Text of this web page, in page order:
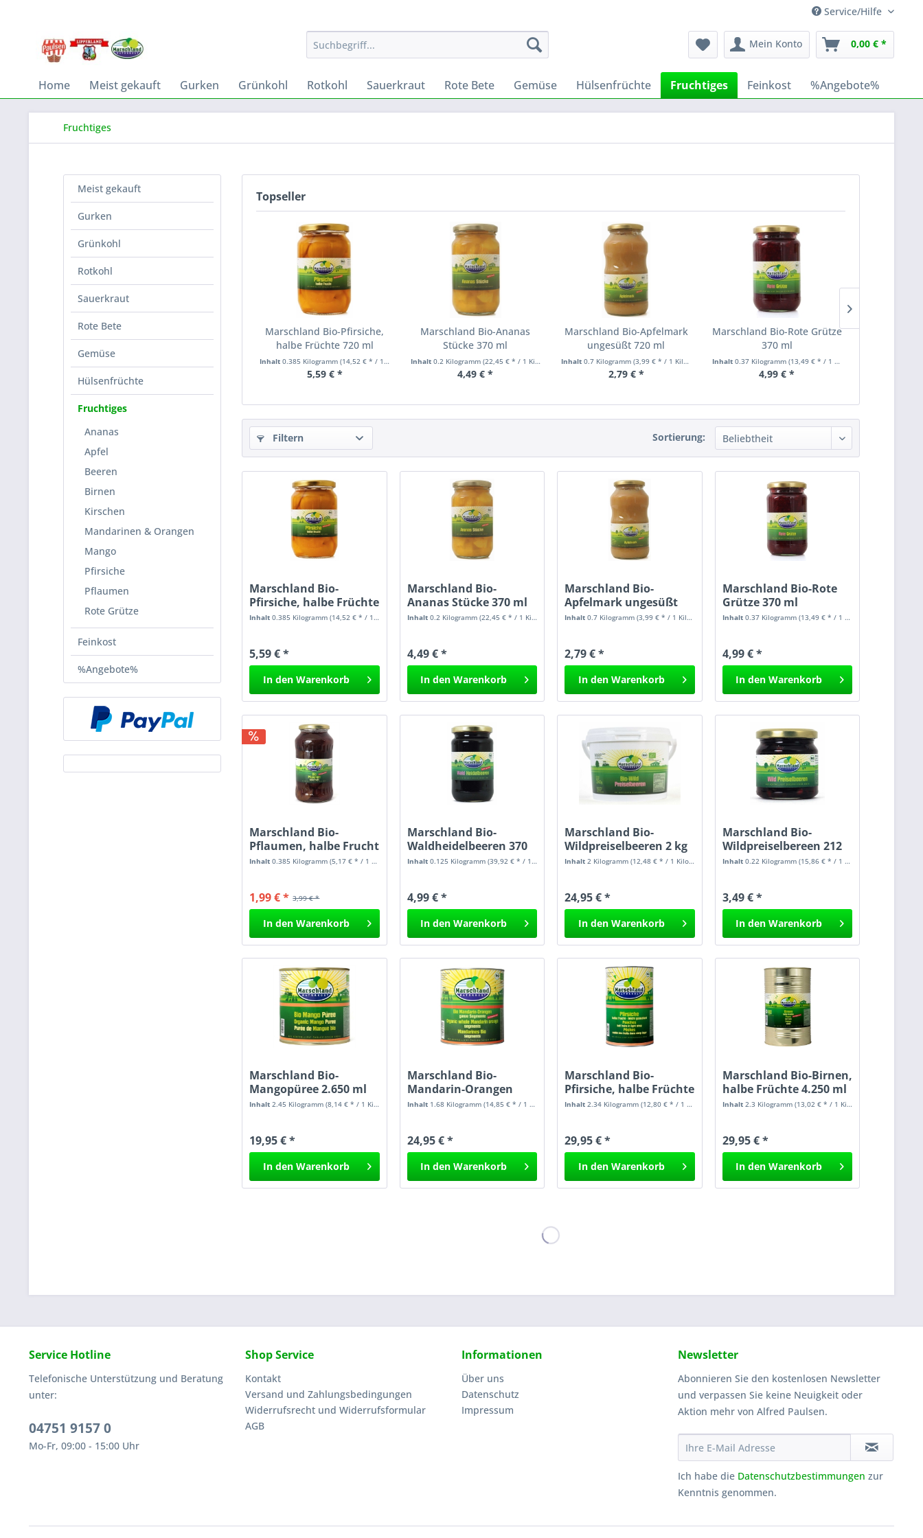
Service/Hilfe
Mein Konto 0,00 € *
Home Meist gekauft Gurken Grünkohl Rotkohl Sauerkraut Rote Bete Gemüse Hülsenfrüchte Fruchtiges Feinkost %Angebote%
Fruchtiges
Meist gekauft
Gurken
Grünkohl
Rotkohl
Sauerkraut
Rote Bete
Gemüse
Hülsenfrüchte
Fruchtiges
Ananas
Apfel
Beeren
Birnen
Kirschen
Mandarinen & Orangen
Mango
Pfirsiche
Pflaumen
Rote Grütze
Feinkost
%Angebote%
Topseller
Marschland Bio-Pfirsiche,
halbe Früchte 720 ml
Inhalt 0.385 Kilogramm (14,52 € * / 1 Kilogramm)
5,59 € *
Marschland Bio-Ananas
Stücke 370 ml
Inhalt 0.2 Kilogramm (22,45 € * / 1 Kilogramm)
4,49 € *
Marschland Bio-Apfelmark
ungesüßt 720 ml
Inhalt 0.7 Kilogramm (3,99 € * / 1 Kilogramm)
2,79 € *
Marschland Bio-Rote Grütze
370 ml
Inhalt 0.37 Kilogramm (13,49 € * / 1 Kilogramm)
4,99 € *
Filtern Sortierung:
Marschland Bio-
Pfirsiche, halbe Früchte
720 ml
Inhalt0.385 Kilogramm(14,52 € * / 1 Kilogramm)
5,59 € *
In den Warenkorb
Marschland Bio-
Ananas Stücke 370 ml
Inhalt 0.2 Kilogramm (22,45 € * / 1 Kilogramm)
4,49 € *
In den Warenkorb
Marschland Bio-
Apfelmark ungesüßt
720 ml
Inhalt0.7 Kilogramm(3,99 € * / 1 Kilogramm)
2,79 € *
In den Warenkorb
Marschland Bio-Rote
Grütze 370 ml
Inhalt 0.37 Kilogramm (13,49 € * / 1 Kilogramm)
4,99 € *
In den Warenkorb
Marschland Bio-
Pflaumen, halbe Frucht
720 ml...
Inhalt0.385 Kilogramm(5,17 € * / 1 Kilogramm)
3,99 € *
1,99 € *
In den Warenkorb
Marschland Bio-
Waldheidelbeeren 370
ml
Inhalt 0.125 Kilogramm (39,92 € * / 1 Kilogramm)
4,99 € *
In den Warenkorb
Marschland Bio-
Wildpreiselbeeren 2 kg
Inhalt 2 Kilogramm(12,48 € * / 1 Kilogramm)
24,95 € *
In den Warenkorb
Marschland Bio-
Wildpreiselbereen 212
ml
Inhalt 0.22 Kilogramm (15,86 € * / 1 Kilogramm)
3,49 € *
In den Warenkorb
Marschland Bio-
Mangopüree 2.650 ml
Inhalt2.45 Kilogramm(8,14 € * / 1 Kilogramm)
19,95 € *
In den Warenkorb
Marschland Bio-
Mandarin-Orangen
3.100 ml
Inhalt 1.68 Kilogramm (14,85 € * / 1 Kilogramm)
24,95 € *
In den Warenkorb
Marschland Bio-
Pfirsiche, halbe Früchte
4.250 ml
Inhalt2.34 Kilogramm(12,80 € * / 1 Kilogramm)
29,95 € *
In den Warenkorb
Marschland Bio-Birnen,
halbe Früchte 4.250 ml
Inhalt 2.3 Kilogramm (13,02 € * / 1 Kilogramm)
29,95 € *
In den Warenkorb
Service Hotline
Telefonische Unterstützung und Beratung
unter:
04751 9157 0
Mo-Fr, 09:00 - 15:00 Uhr
Shop Service
Kontakt
Versand und Zahlungsbedingungen
Widerrufsrecht und Widerrufsformular
AGB
Informationen
Über uns
Datenschutz
Impressum
Newsletter
Abonnieren Sie den kostenlosen Newsletter
und verpassen Sie keine Neuigkeit oder
Aktion mehr von Alfred Paulsen.
Ich habe die Datenschutzbestimmungen zur
Kenntnis genommen.